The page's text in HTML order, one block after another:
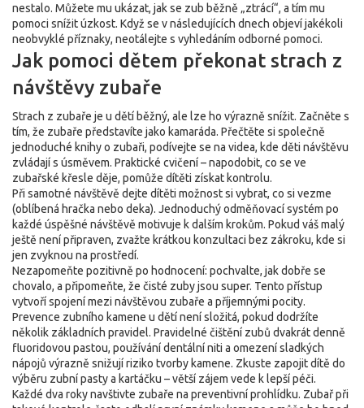
nestalo. Můžete mu ukázat, jak se zub běžně „ztrácí“, a tím mu
pomoci snížit úzkost. Když se v následujících dnech objeví jakékoli
neobvyklé příznaky, neotálejte s vyhledáním odborné pomoci.
Jak pomoci dětem překonat strach z
návštěvy zubaře
Strach z zubaře je u dětí běžný, ale lze ho výrazně snížit. Začněte s
tím, že zubaře představíte jako kamaráda. Přečtěte si společně
jednoduché knihy o zubaři, podívejte se na videa, kde děti návštěvu
zvládají s úsměvem. Praktické cvičení – napodobit, co se ve
zubařské křesle děje, pomůže dítěti získat kontrolu.
Při samotné návštěvě dejte dítěti možnost si vybrat, co si vezme
(oblíbená hračka nebo deka). Jednoduchý odměňovací systém po
každé úspěšné návštěvě motivuje k dalším krokům. Pokud váš malý
ještě není připraven, zvažte krátkou konzultaci bez zákroku, kde si
jen zvyknou na prostředí.
Nezapomeňte pozitivně po hodnocení: pochvalte, jak dobře se
chovalo, a připomeňte, že čisté zuby jsou super. Tento přístup
vytvoří spojení mezi návštěvou zubaře a příjemnými pocity.
Prevence zubního kamene u dětí není složitá, pokud dodržíte
několik základních pravidel. Pravidelné čištění zubů dvakrát denně
fluoridovou pastou, používání dentální niti a omezení sladkých
nápojů výrazně snižují riziko tvorby kamene. Zkuste zapojit dítě do
výběru zubní pasty a kartáčku – větší zájem vede k lepší péči.
Každé dva roky navštivte zubaře na preventivní prohlídku. Zubař při